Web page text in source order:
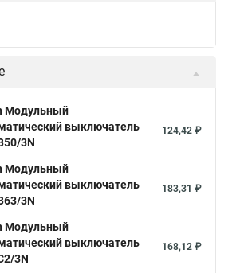
Модульный
выключатель
3N
124,42 ₽
Модульный
выключатель
3N
183,31 ₽
Модульный
выключатель
3N
168,12 ₽